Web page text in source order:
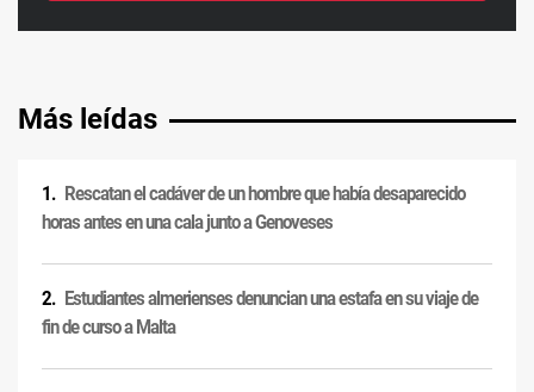
Más leídas
Rescatan el cadáver de un hombre que había desaparecido
horas antes en una cala junto a Genoveses
Estudiantes almerienses denuncian una estafa en su viaje de
fin de curso a Malta